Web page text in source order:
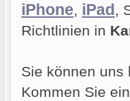
iPhone, iPad,
Richtlinien in
Sie können uns
Kommen Sie